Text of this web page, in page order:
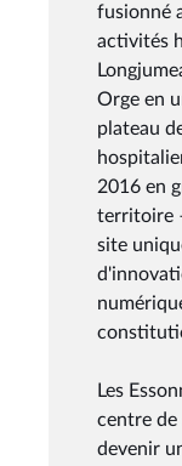
fusionné
activités
Orge en
plateau
2016 en
territoire
site
Les
centre de
devenir